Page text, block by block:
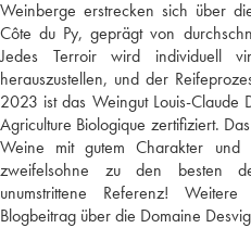
Weinberge erstrecken sich über
Côte du Py, geprägt von
Jedes Terroir wird individuell
herauszustellen, und der
2023 ist das Weingut Louis-Claude
Agriculture Biologique zertifiziert.
Weine mit gutem Charakter und
zweifelsohne zu den besten
unumstrittene Referenz! Weitere
Blogbeitrag über die Domaine